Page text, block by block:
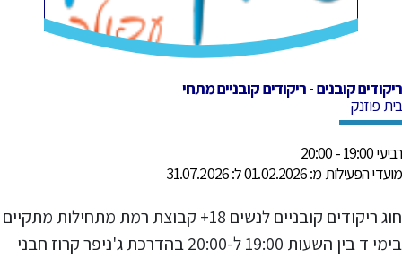
ריקודים קובנים - ריקודים קובניים מתחי
בית פוזנק
רביעי 19:00 - 20:00
מועדי הפעילות מ: 01.02.2026 ל: 31.07.2026
חוג ריקודים קובניים לנשים 18+ קבוצת רמת מתחילות מתקיים
בימי ד בין השעות 19:00 ל-20:00 בהדרכת ג'ניפר קרוז חבני